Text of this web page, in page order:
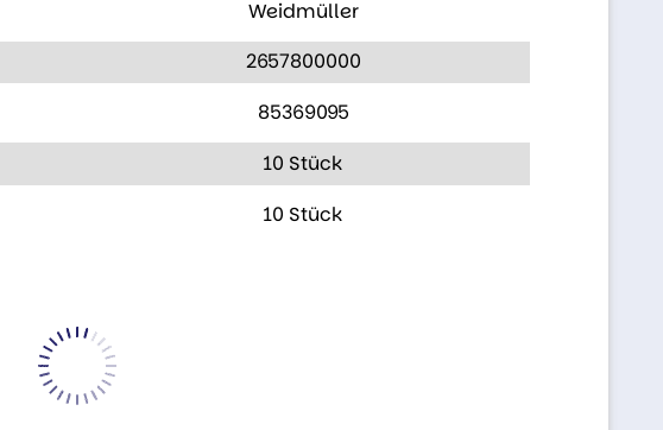
Weidmüller
2657800000
85369095
10 Stück
10 Stück